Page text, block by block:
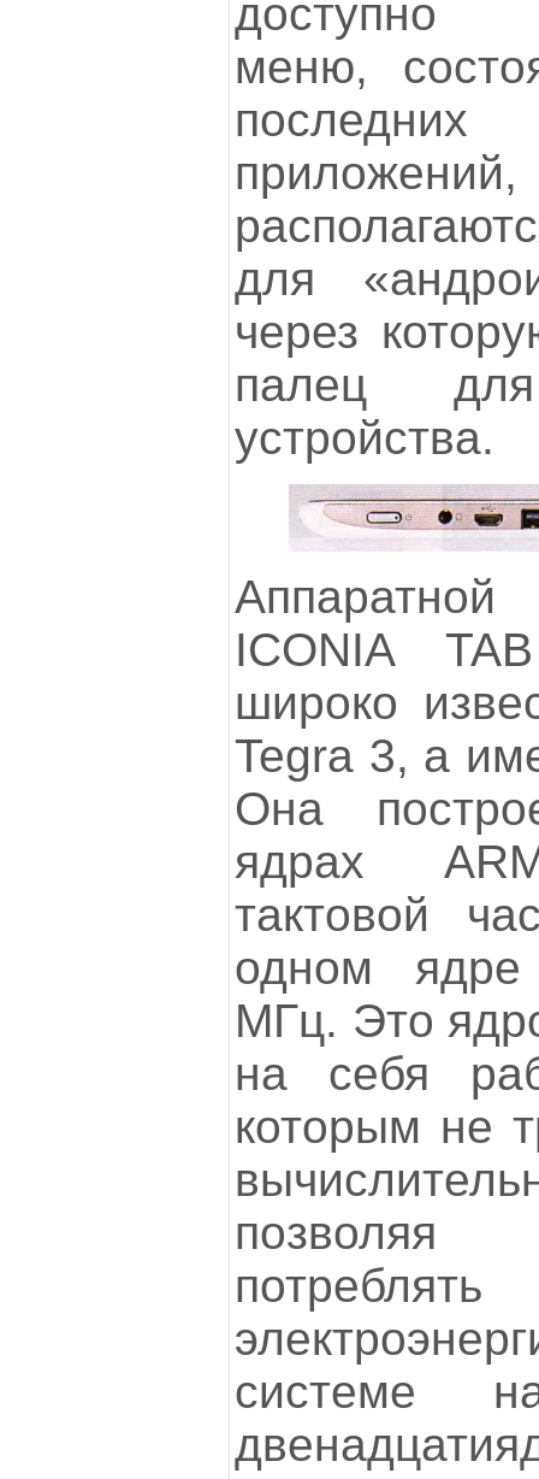
доступно
меню,
для
через
палец для
устройства.
ICONIA
широко
Tegra 3, а
Она
ядрах
тактовой
одном
МГц. Это
на себя
которым не
системе